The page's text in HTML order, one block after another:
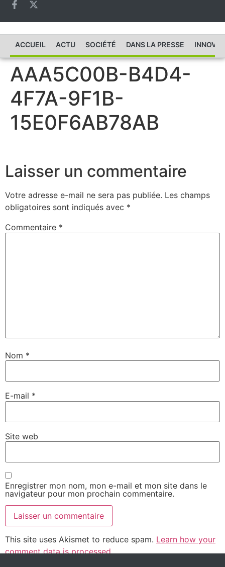
ACCUEIL ACTU SOCIÉTÉ DANS LA PRESSE
AAA5C00B-B4D4-
4F7A-9F1B-
15E0F6AB78AB
Laisser un commentaire
Votre adresse e-mail ne sera pas publiée. Les champs
obligatoires sont indiqués avec *
Commentaire *
Nom *
E-mail *
Site web
Enregistrer mon nom, mon e-mail et mon site dans le
navigateur pour mon prochain commentaire.
This site uses Akismet to reduce spam. Learn how your
comment data is processed.